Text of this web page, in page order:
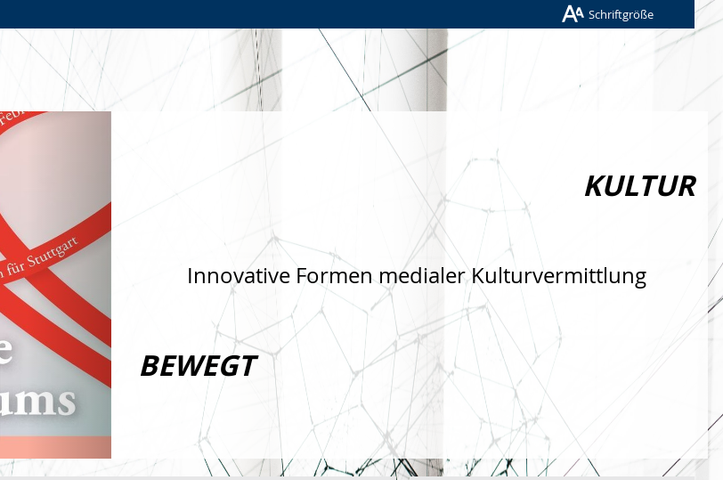
Schriftgröße
KULTUR
Innovative Formen medialer Kulturvermittlung
BEWEGT